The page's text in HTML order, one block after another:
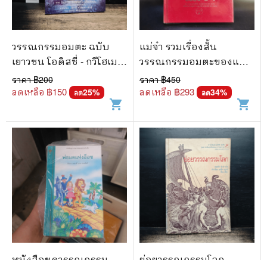
วรรณกรรมอมตะ ฉบับ
เยาวชน โอดิสซี่ - กวีโฮเม
อร์
ราคา ฿200
ลดเหลือ ฿150 ลด25%
shopping_cart
แม่จ๋า รวมเรื่องสั้น
วรรณกรรมอมตะของแผ่น
ดิน
ราคา ฿450
ลดเหลือ ฿293 ลด34%
shopping_cart